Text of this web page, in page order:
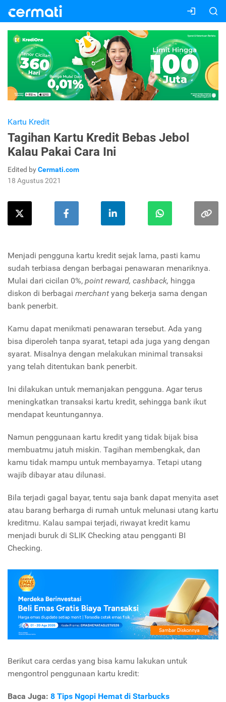
Kartu Kredit
Tagihan Kartu Kredit Bebas Jebol
Kalau Pakai Cara Ini
Edited byCermati.com
18 Agustus 2021
Menjadi pengguna kartu kredit sejak lama, pasti kamu
sudah terbiasa dengan berbagai penawaran menariknya.
Mulai dari cicilan 0%, point reward, cashback, hingga
diskon di berbagai merchant yang bekerja sama dengan
bank penerbit.
Kamu dapat menikmati penawaran tersebut. Ada yang
bisa diperoleh tanpa syarat, tetapi ada juga yang dengan
syarat. Misalnya dengan melakukan minimal transaksi
yang telah ditentukan bank penerbit.
Ini dilakukan untuk memanjakan pengguna. Agar terus
meningkatkan transaksi kartu kredit, sehingga bank ikut
mendapat keuntungannya.
Namun penggunaan kartu kredit yang tidak bijak bisa
membuatmu jatuh miskin. Tagihan membengkak, dan
kamu tidak mampu untuk membayarnya. Tetapi utang
wajib dibayar atau dilunasi.
Bila terjadi gagal bayar, tentu saja bank dapat menyita aset
atau barang berharga di rumah untuk melunasi utang kartu
kreditmu. Kalau sampai terjadi, riwayat kredit kamu
menjadi buruk di SLIK Checking atau pengganti BI
Checking.
Berikut cara cerdas yang bisa kamu lakukan untuk
mengontrol penggunaan kartu kredit:
Baca Juga: 8 Tips Ngopi Hemat di Starbucks